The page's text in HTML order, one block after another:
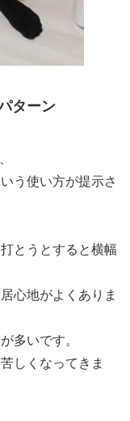
ターン
う使い方が提示さ
とうとすると横幅
心地がよくありま
多いです。
しくなってきま